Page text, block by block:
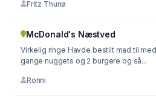
Fritz Thunø
McDonald's Næstved
Virkelig ringe Havde bestilt mad til med hjem de havde glemt 2
gange nuggets og 2 burgere og så...
Ronni